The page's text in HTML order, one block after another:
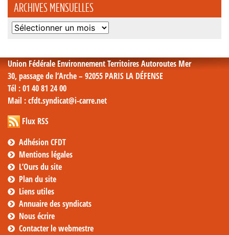
ARCHIVES MENSUELLES
Archives
Union Fédérale Environnement Territoires Autoroutes Mer
30, passage de l’Arche – 92055 PARIS LA DÉFENSE
Tél : 01 40 81 24 00
Mail : cfdt.syndicat@i-carre.net
Flux RSS
Adhésion CFDT
Mentions légales
L’Ours du site
Plan du site
Liens utiles
Annuaire des syndicats
Nous écrire
Contacter le webmestre